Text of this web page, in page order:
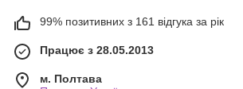
99% позитивних з 161 відгука за рік
Працює з 28.05.2013
м. Полтава